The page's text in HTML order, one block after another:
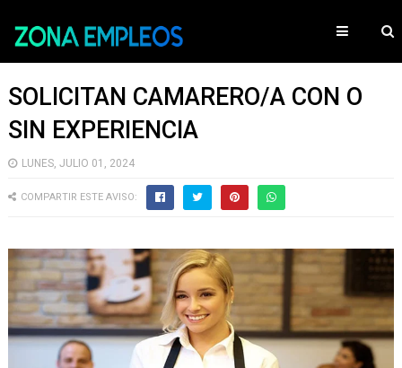
SOLICITAN CAMARERO/A CON O
SIN EXPERIENCIA
LUNES, JULIO 01, 2024
COMPARTIR ESTE AVISO: